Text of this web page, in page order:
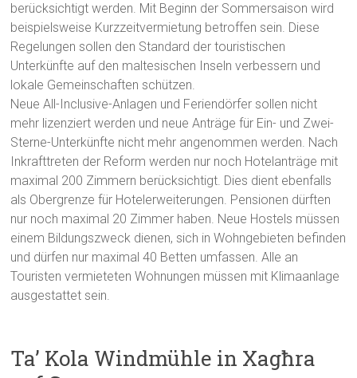
berücksichtigt werden. Mit Beginn der Sommersaison wird
beispielsweise Kurzzeitvermietung betroffen sein. Diese
Regelungen sollen den Standard der touristischen
Unterkünfte auf den maltesischen Inseln verbessern und
lokale Gemeinschaften schützen.
Neue All-Inclusive-Anlagen und Feriendörfer sollen nicht
mehr lizenziert werden und neue Anträge für Ein- und Zwei-
Sterne-Unterkünfte nicht mehr angenommen werden. Nach
Inkrafttreten der Reform werden nur noch Hotelanträge mit
maximal 200 Zimmern berücksichtigt. Dies dient ebenfalls
als Obergrenze für Hotelerweiterungen. Pensionen dürften
nur noch maximal 20 Zimmer haben. Neue Hostels müssen
einem Bildungszweck dienen, sich in Wohngebieten befinden
und dürfen nur maximal 40 Betten umfassen. Alle an
Touristen vermieteten Wohnungen müssen mit Klimaanlage
ausgestattet sein.
Ta’ Kola Windmühle in Xagħra